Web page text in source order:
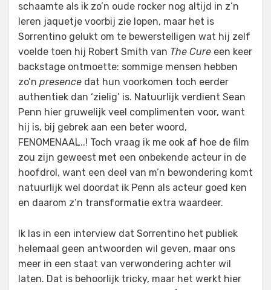
schaamte als ik zo’n oude rocker nog altijd in z’n
leren jaquetje voorbij zie lopen, maar het is
Sorrentino gelukt om te bewerstelligen wat hij zelf
voelde toen hij Robert Smith van The Cure een keer
backstage ontmoette: sommige mensen hebben
zo’n presence dat hun voorkomen toch eerder
authentiek dan ‘zielig’ is. Natuurlijk verdient Sean
Penn hier gruwelijk veel complimenten voor, want
hij is, bij gebrek aan een beter woord,
FENOMENAAL..! Toch vraag ik me ook af hoe de film
zou zijn geweest met een onbekende acteur in de
hoofdrol, want een deel van m’n bewondering komt
natuurlijk wel doordat ik Penn als acteur goed ken
en daarom z’n transformatie extra waardeer.
Ik las in een interview dat Sorrentino het publiek
helemaal geen antwoorden wil geven, maar ons
meer in een staat van verwondering achter wil
laten. Dat is behoorlijk tricky, maar het werkt hier